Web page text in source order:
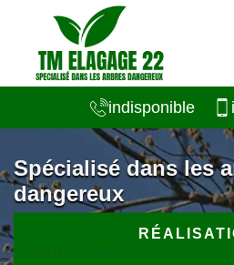
indisponible
Spécialisé dans les
dangereux